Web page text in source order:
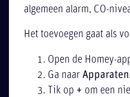
algemeen alarm, CO-
Het toevoegen gaat als
Open de Homey-
Ga naarApparaten.
Tik op + om een